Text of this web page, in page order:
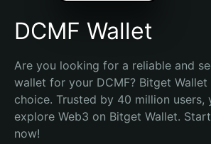
DCMF Wallet
Are you looking for a reliable and
wallet for your DCMF? Bitget
choice. Trusted by 40 million users,
explore Web3 on Bitget Wallet.
now!